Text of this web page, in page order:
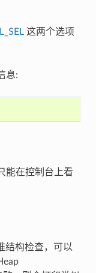
这两个选项
息:
能在控制台上看
结构检查，可以